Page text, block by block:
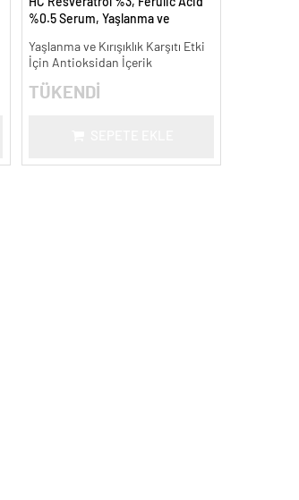
HC Resveratrol %3, Ferulic Acid
%0.5 Serum, Yaşlanma ve
Yaşlanma ve Kırışıklık Karşıtı Etki
İçin Antioksidan İçerik
TÜKENDİ